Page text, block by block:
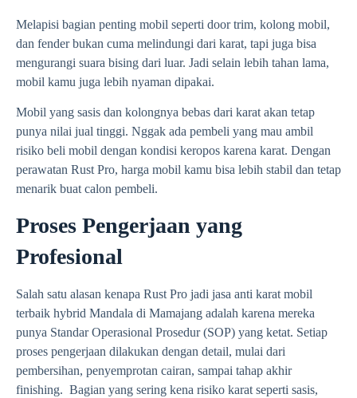
Melapisi bagian penting mobil seperti door trim, kolong mobil,
dan fender bukan cuma melindungi dari karat, tapi juga bisa
mengurangi suara bising dari luar. Jadi selain lebih tahan lama,
mobil kamu juga lebih nyaman dipakai.
Mobil yang sasis dan kolongnya bebas dari karat akan tetap
punya nilai jual tinggi. Nggak ada pembeli yang mau ambil
risiko beli mobil dengan kondisi keropos karena karat. Dengan
perawatan Rust Pro, harga mobil kamu bisa lebih stabil dan tetap
menarik buat calon pembeli.
Proses Pengerjaan yang
Profesional
Salah satu alasan kenapa Rust Pro jadi jasa anti karat mobil
terbaik hybrid Mandala di Mamajang adalah karena mereka
punya Standar Operasional Prosedur (SOP) yang ketat. Setiap
proses pengerjaan dilakukan dengan detail, mulai dari
pembersihan, penyemprotan cairan, sampai tahap akhir
finishing. Bagian yang sering kena risiko karat seperti sasis,